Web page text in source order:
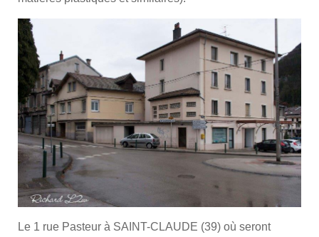
Le 1 rue Pasteur à SAINT-CLAUDE (39) où seront